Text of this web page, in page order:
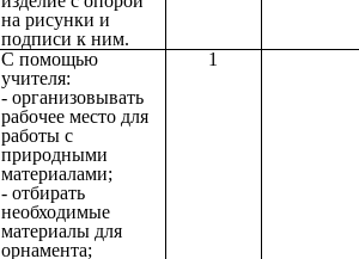
на рисунки и
подписи к ним.
С помощью
учителя:
- организовывать
рабочее место для
работы с
природными
материалами;
- отбирать
необходимые
материалы для
орнамента;
1